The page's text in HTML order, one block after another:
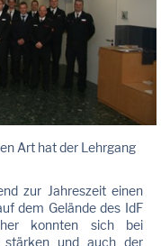
Art hat der Lehrgang
zur Jahreszeit einen
dem Gelände des IdF
konnten sich bei
stärken und auch der